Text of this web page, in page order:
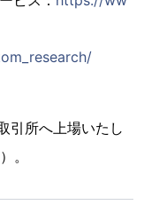
引所へ上場いたし
。